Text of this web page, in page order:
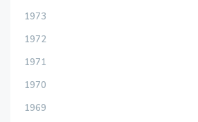
1973
1972
1971
1970
1969